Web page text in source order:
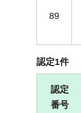
89
認定1件
認定
番号